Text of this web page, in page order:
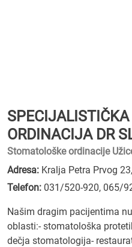
ORDINACIJA DR
Stomatološke ordinacije
Adresa: Kralja Petra Prvog
Telefon: 031/520-920, 065/
Našim dragim pacijentima
oblasti:- stomatološka
dečja stomatologija-